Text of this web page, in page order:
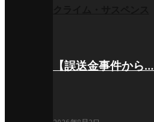
【誤送金事件から…